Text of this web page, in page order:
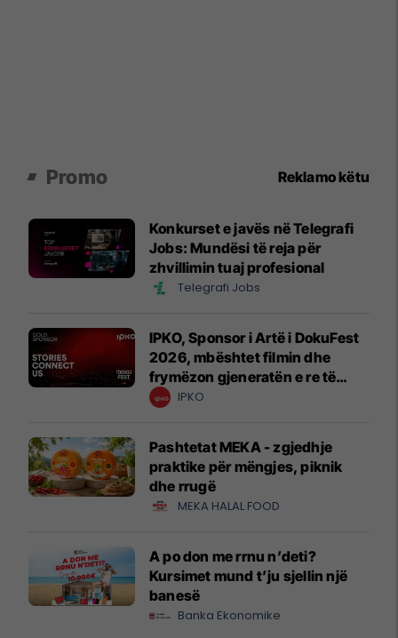
Promo Reklamo këtu
Konkurset e javës në Telegrafi
Jobs: Mundësi të reja për
zhvillimin tuaj profesional
Telegrafi Jobs
IPKO, Sponsor i Artë i DokuFest
2026, mbështet filmin dhe
frymëzon gjeneratën e re të
krijuesve
IPKO
Pashtetat MEKA - zgjedhje
praktike për mëngjes, piknik
dhe rrugë
MEKA HALAL FOOD
A po don me rrnu n’deti?
Kursimet mund t’ju sjellin një
banesë
Banka Ekonomike